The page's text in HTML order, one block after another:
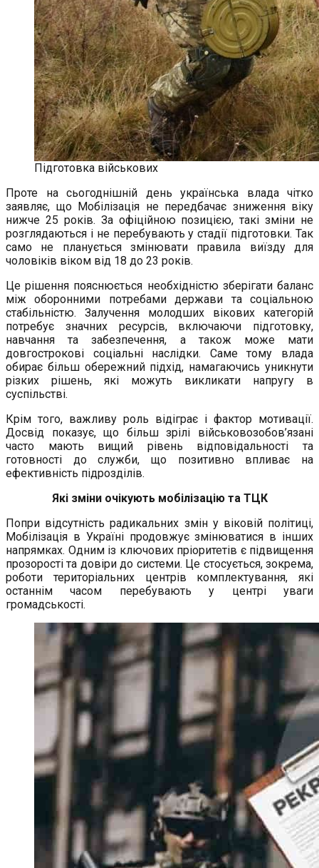
Підготовка військових
Проте на сьогоднішній день українська влада чітко
заявляє, що Мобілізація не передбачає зниження віку
нижче 25 років. За офіційною позицією, такі зміни не
розглядаються і не перебувають у стадії підготовки. Так
само не планується змінювати правила виїзду для
чоловіків віком від 18 до 23 років.
Це рішення пояснюється необхідністю зберігати баланс
між оборонними потребами держави та соціальною
стабільністю. Залучення молодших вікових категорій
потребує значних ресурсів, включаючи підготовку,
навчання та забезпечення, а також може мати
довгострокові соціальні наслідки. Саме тому влада
обирає більш обережний підхід, намагаючись уникнути
різких рішень, які можуть викликати напругу в
суспільстві.
Крім того, важливу роль відіграє і фактор мотивації.
Досвід показує, що більш зрілі військовозобов’язані
часто мають вищий рівень відповідальності та
готовності до служби, що позитивно впливає на
ефективність підрозділів.
Які зміни очікують мобілізацію та ТЦК
Попри відсутність радикальних змін у віковій політиці,
Мобілізація в Україні продовжує змінюватися в інших
напрямках. Одним із ключових пріоритетів є підвищення
прозорості та довіри до системи. Це стосується, зокрема,
роботи територіальних центрів комплектування, які
останнім часом перебувають у центрі уваги
громадськості.